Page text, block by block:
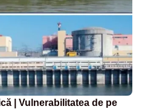
| Vulnerabilitatea de pe